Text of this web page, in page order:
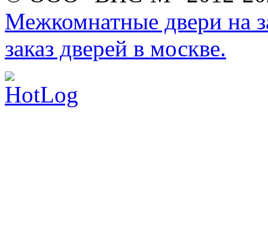
Межкомнатные двери на
заказ дверей в москве.